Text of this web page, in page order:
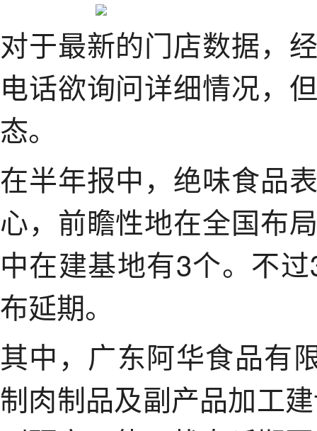
对于最新的门店数据，
电话欲询问详细情况，
态。
在半年报中，绝味食品
心，前瞻性地在全国布
中在建基地有3个。不
布延期。
其中，广东阿华食品有
制肉制品及副产品加工